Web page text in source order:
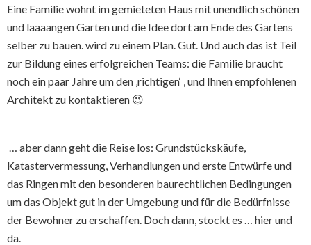
Eine Familie wohnt im gemieteten Haus mit unendlich schönen
und laaaangen Garten und die Idee dort am Ende des Gartens
selber zu bauen. wird zu einem Plan. Gut. Und auch das ist Teil
zur Bildung eines erfolgreichen Teams: die Familie braucht
noch ein paar Jahre um den ‚richtigen‘ , und Ihnen empfohlenen
Architekt zu kontaktieren 😉
… aber dann geht die Reise los: Grundstückskäufe,
Katastervermessung, Verhandlungen und erste Entwürfe und
das Ringen mit den besonderen baurechtlichen Bedingungen
um das Objekt gut in der Umgebung und für die Bedürfnisse
der Bewohner zu erschaffen. Doch dann, stockt es … hier und
da.